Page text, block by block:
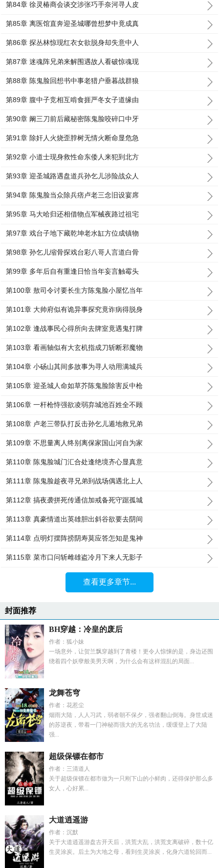
第84章 徐灵椿商会谈交涉张巧手奈河寻人皮
第85章 离医馆直奔迎圣城哪曾想梦中竟成真
第86章 探丛林惊现红衣女欲脱身却失意中人
第87章 迷魂阵兄弟来解围遇故人看破惊魂现
第88章 陈鬼脸回想书中事老猎户垂暮战群狼
第89章 腹中子竞相互啃食捱严冬女子道缘由
第90章 阚三刀前后藏秘密陈鬼脸咬碎口中牙
第91章 除奸人火烧歪脖树无情火断命显危急
第92章 小道士现身救性命东倭人来犯到北方
第93章 迎圣城路遇盘道兵孙乞儿涉险战众人
第94章 陈鬼脸当众除兵痞卢老三念旧设宴席
第95章 马大哈归还相借物点军械夜路过祖宅
第97章 戏台子地下藏乾坤老水缸方位成镇物
第98章 孙乞儿缩骨探戏台彩八哥人言道白骨
第99章 多年后自有重逢日恰当年妄言触霉头
第100章 敖司令讨要长生方陈鬼脸小屋忆当年
第101章 大帅府似有诡异事探究竟诈病得脱身
第102章 逢战事民心得所向去牌室竟遇鬼打牌
第103章 看画轴似有大玄机指成刀斩断邪魔物
第104章 小砀山其间多故事为寻人动用满城兵
第105章 迎圣城人命如草芥陈鬼脸除害反中枪
第106章 一杆枪恃强欲凌弱弃城池百姓全不顾
第108章 卢老三带队打反击孙乞儿遁地救兄弟
第109章 不思量离人终别离保家国山河自为家
第110章 陈鬼脸城门汇合处逢绝境齐心显真意
第111章 陈鬼脸趁夜寻兄弟到战场偶遇北上人
第112章 搞夜袭拼死传通信加戒备死守踞孤城
第113章 真豪情道出英雄胆出斜谷欲要去阴间
第114章 点明灯摆阵捞阴寿莫应答怎知是鬼神
第115章 菜市口问斩雌雄盗冷月下来人无影子
查看更多章节...
封面推荐
BH穿越：冷皇的废后
作者：狐小妹
一场意外，让贺兰飘穿越到了青楼！更令人惊悚的是，身边还围
绕着四个妖孽般美男天啊，为什么会有这样混乱的局面...
龙舞苍穹
作者：花惹尘
烟雨大陆，人人习武，弱者朝不保夕，强者翻山倒海。身世成迷
的苏逆夜，带着一门神秘而强大的无名功法，缓缓登上了大陆
强...
超级保镖在都市
作者：三清道人
关于超级保镖在都市做为一只刚下山的小鲜肉，还得保护那么多
女人，心好累...
大道逍遥游
作者：沉默
关于大道逍遥游盘古开天后，洪荒大乱，洪荒支离破碎，数十亿
生灵涂炭。后土为大地之母，看到生灵涂炭，化身六道轮回而...